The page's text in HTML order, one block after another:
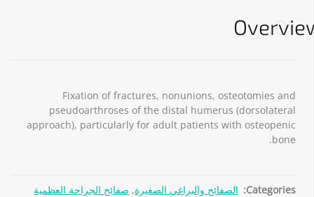
01
Fixation of fractures, nonunions, osteotomies and
pseudoarthroses of the distal humerus (dorsolateral
approach), particularly for adult patients with osteopenic
bone.
Categories: الصفائح والبراغي الصغيرة, صفائح الجراحة العظمية